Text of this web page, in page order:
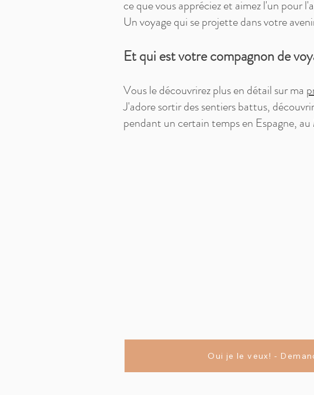
ce que vous appréciez et aimez l'un pour
Un voyage qui se projette dans votre
Et qui est votre compagnon de
Vous le découvrirez plus en détail sur ma
J'adore sortir des sentiers battus,
pendant un certain temps en Espagne,
Oui je le veux! -